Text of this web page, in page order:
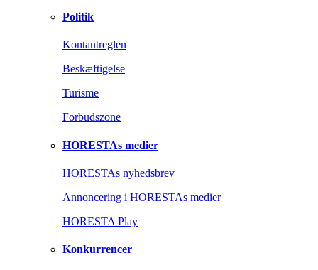
Politik
Kontantreglen
Beskæftigelse
Turisme
Forbudszone
HORESTAs medier
HORESTAs nyhedsbrev
Annoncering i HORESTAs medier
HORESTA Play
Konkurrencer